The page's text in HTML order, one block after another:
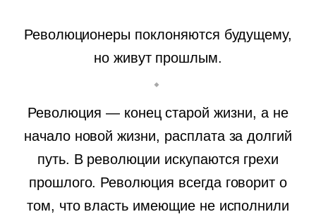
Революционеры поклоняются будущему,
но живут прошлым.
Революция — конец старой жизни, а не
начало новой жизни, расплата за долгий
путь. В революции искупаются грехи
прошлого. Революция всегда говорит о
том, что власть имеющие не исполнили